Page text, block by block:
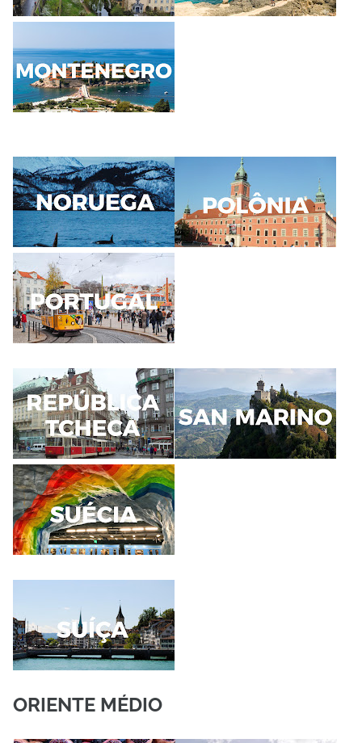
ORIENTE MÉDIO